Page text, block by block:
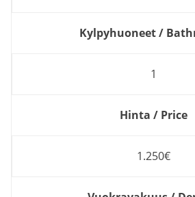
Kylpyhuoneet /
1
Hinta / Price
1.250€